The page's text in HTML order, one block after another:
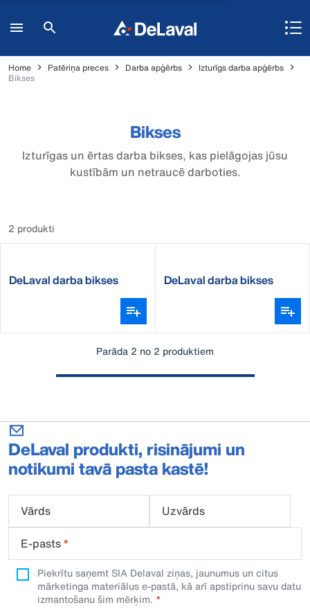
Home Patēriņa preces Darba apģērbs
Izturīgs darba apģērbs
Bikses
Bikses
Izturīgas un ērtas darba bikses, kas pielāgojas jūsu
kustībām un netraucē darboties.
2 produkti
DeLaval darba bikses DeLaval darba bikses
Parāda 2 no 2 produktiem
DeLaval produkti, risinājumi un
notikumi tavā pasta kastē!
Vārds
Uzvārds
E-pasts*
Piekrītu saņemt SIA Delaval ziņas, jaunumus un citus
mārketinga materiālus e-pastā, kā arī apstiprinu savu datu
izmantošanu šim mērķim.